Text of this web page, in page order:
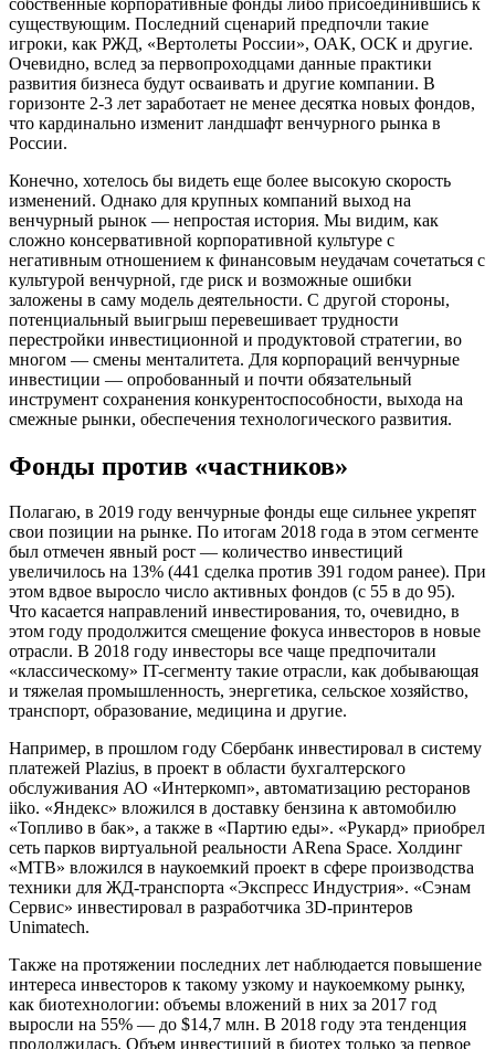
существующим. Последний сценарий предпочли такие
игроки, как РЖД, «Вертолеты России», ОАК, ОСК и другие.
Очевидно, вслед за первопроходцами данные практики
развития бизнеса будут осваивать и другие компании. В
горизонте 2-3 лет заработает не менее десятка новых фондов,
что кардинально изменит ландшафт венчурного рынка в
России.
Конечно, хотелось бы видеть еще более высокую скорость
изменений. Однако для крупных компаний выход на
венчурный рынок — непростая история. Мы видим, как
сложно консервативной корпоративной культуре с
негативным отношением к финансовым неудачам сочетаться с
культурой венчурной, где риск и возможные ошибки
заложены в саму модель деятельности. С другой стороны,
потенциальный выигрыш перевешивает трудности
перестройки инвестиционной и продуктовой стратегии, во
многом — смены менталитета. Для корпораций венчурные
инвестиции — опробованный и почти обязательный
инструмент сохранения конкурентоспособности, выхода на
смежные рынки, обеспечения технологического развития.
Фонды против «частников»
Полагаю, в 2019 году венчурные фонды еще сильнее укрепят
свои позиции на рынке. По итогам 2018 года в этом сегменте
был отмечен явный рост — количество инвестиций
увеличилось на 13% (441 сделка против 391 годом ранее). При
этом вдвое выросло число активных фондов (с 55 в до 95).
Что касается направлений инвестирования, то, очевидно, в
этом году продолжится смещение фокуса инвесторов в новые
отрасли. В 2018 году инвесторы все чаще предпочитали
«классическому» IT-сегменту такие отрасли, как добывающая
и тяжелая промышленность, энергетика, сельское хозяйство,
транспорт, образование, медицина и другие.
Например, в прошлом году Сбербанк инвестировал в систему
платежей Plazius, в проект в области бухгалтерского
обслуживания АО «Интеркомп», автоматизацию ресторанов
iiko. «Яндекс» вложился в доставку бензина к автомобилю
«Топливо в бак», а также в «Партию еды». «Рукард» приобрел
сеть парков виртуальной реальности ARena Space. Холдинг
«МТВ» вложился в наукоемкий проект в сфере производства
техники для ЖД-транспорта «Экспресс Индустрия». «Сэнам
Сервис» инвестировал в разработчика 3D-принтеров
Unimatech.
Также на протяжении последних лет наблюдается повышение
интереса инвесторов к такому узкому и наукоемкому рынку,
как биотехнологии: объемы вложений в них за 2017 год
выросли на 55% — до $14,7 млн. В 2018 году эта тенденция
продолжилась. Объем инвестиций в биотех только за первое